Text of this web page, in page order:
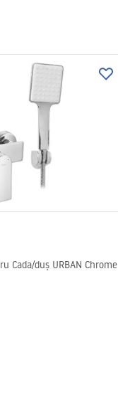
Cada/duș URBAN Chrome